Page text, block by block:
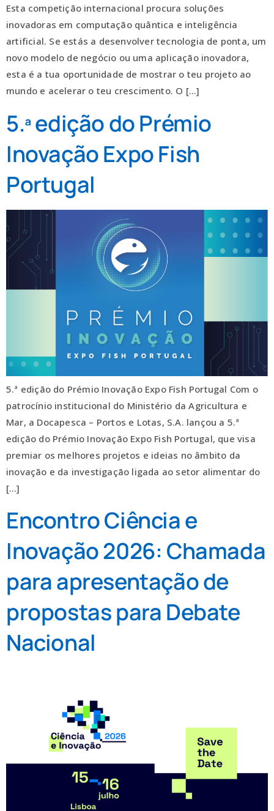
Esta competição internacional procura soluções
inovadoras em computação quântica e inteligência
artificial. Se estás a desenvolver tecnologia de ponta, um
novo modelo de negócio ou uma aplicação inovadora,
esta é a tua oportunidade de mostrar o teu projeto ao
mundo e acelerar o teu crescimento. O […]
5.ª edição do Prémio
Inovação Expo Fish
Portugal
5.ª edição do Prémio Inovação Expo Fish Portugal Com o
patrocínio institucional do Ministério da Agricultura e
Mar, a Docapesca – Portos e Lotas, S.A. lançou a 5.ª
edição do Prémio Inovação Expo Fish Portugal, que visa
premiar os melhores projetos e ideias no âmbito da
inovação e da investigação ligada ao setor alimentar do
[…]
Encontro Ciência e
Inovação 2026: Chamada
para apresentação de
propostas para Debate
Nacional